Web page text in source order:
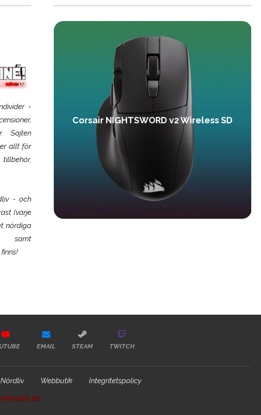
-
Sajten
allt för
- och
(varje
nördiga
samt
Corsair NIGHTSWORD v2 Wireless SD
EMAIL STEAM TWITCH
Webbutik Integritetspolicy